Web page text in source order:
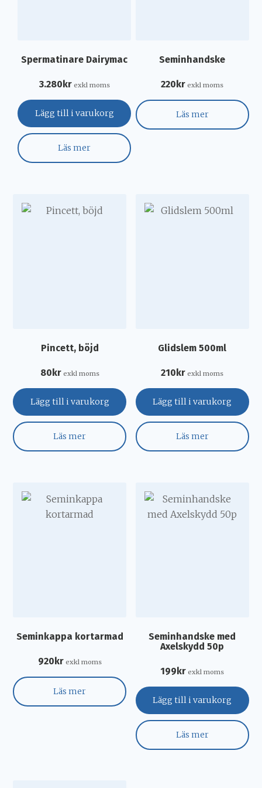
Spermatinare Dairymac
3.280 kr exkl moms
Lägg till i varukorg
Läs mer
Seminhandske
220 kr exkl moms
Läs mer
Pincett, böjd
80kr exkl moms
Lägg till i varukorg
Läs mer
Glidslem 500ml
210kr exkl moms
Lägg till i varukorg
Läs mer
Seminkappa kortarmad
920kr exkl moms
Läs mer
Seminhandske med
Axelskydd 50p
199kr exkl moms
Lägg till i varukorg
Läs mer